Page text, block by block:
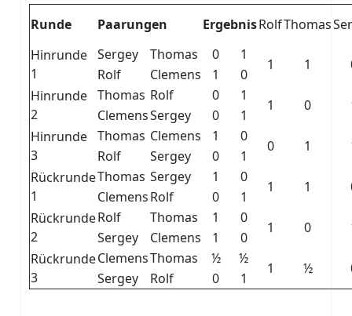
Runde Paarungen ErgebnisRolfThomas
Hinrunde
1
Sergey Thomas 0 1
1 1
Rolf Clemens 1
0
Hinrunde
2
Thomas Rolf 0 1
1 0
ClemensSergey 0
1
Hinrunde
3
Thomas Clemens 1 0
0 1
Rolf Sergey 0
1
Rückrunde
1
Thomas Sergey 1 0
1 1
ClemensRolf 0
1
Rückrunde
2
Rolf Thomas 1 0
1 0
Sergey Clemens 1
0
Rückrunde
3
ClemensThomas ½ ½
1 ½
Sergey Rolf 0 1